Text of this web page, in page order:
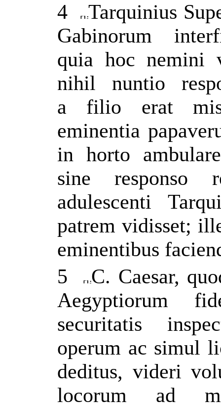
4
Tarquinius
Gabinorum
quia hoc nemini
nihil nuntio
a filio erat
eminentia
in horto
sine responso
adulescenti
patrem vidisset;
eminentibus
5
C. Caesar,
Aegyptiorum
securitatis
operum ac simul
deditus, videri
locorum ad